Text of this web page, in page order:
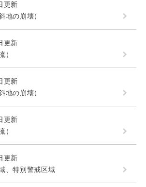
更新
地の崩壊）
更新
）
更新
地の崩壊）
更新
）
更新
、特別警戒区域